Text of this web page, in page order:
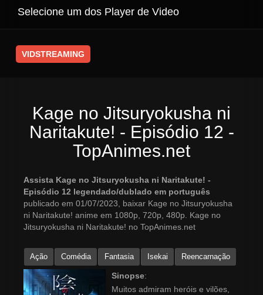
Selecione um dos Player de Video
VIDSTREAMING
Kage no Jitsuryokusha ni
Naritakute! - Episódio 12 -
TopAnimes.net
Assista Kage no Jitsuryokusha ni Naritakute! -
Episódio 12 legendado/dublado em português
publicado em 01/07/2023, baixar Kage no Jitsuryokusha
ni Naritakute! anime em 1080p, 720p, 480p. Kage no
Jitsuryokusha ni Naritakute! no TopAnimes.net
Ação Comédia Fantasia Isekai Reencarnação
Sinopse:
Muitos admiram heróis e vilões,